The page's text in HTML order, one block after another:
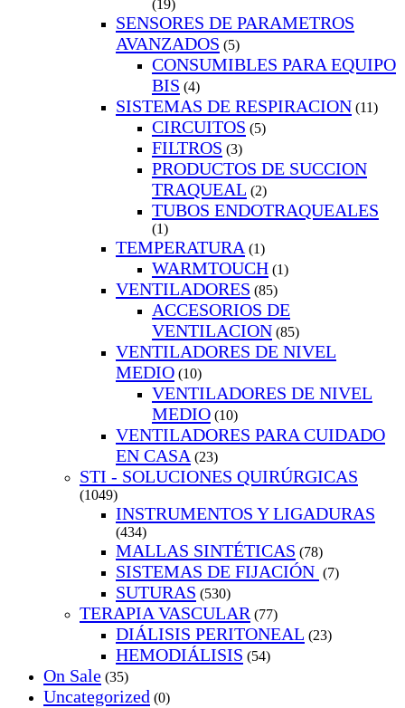
(19)
SENSORES DE PARAMETROS
AVANZADOS (5)
CONSUMIBLES PARA EQUIPO
BIS (4)
SISTEMAS DE RESPIRACION (11)
CIRCUITOS (5)
FILTROS (3)
PRODUCTOS DE SUCCION
TRAQUEAL (2)
TUBOS ENDOTRAQUEALES
(1)
TEMPERATURA (1)
WARMTOUCH (1)
VENTILADORES (85)
ACCESORIOS DE
VENTILACION (85)
VENTILADORES DE NIVEL
MEDIO (10)
VENTILADORES DE NIVEL
MEDIO (10)
VENTILADORES PARA CUIDADO
EN CASA (23)
STI - SOLUCIONES QUIRÚRGICAS
(1049)
INSTRUMENTOS Y LIGADURAS
(434)
MALLAS SINTÉTICAS (78)
SISTEMAS DE FIJACIÓN (7)
SUTURAS (530)
TERAPIA VASCULAR (77)
DIÁLISIS PERITONEAL (23)
HEMODIÁLISIS (54)
On Sale (35)
Uncategorized (0)